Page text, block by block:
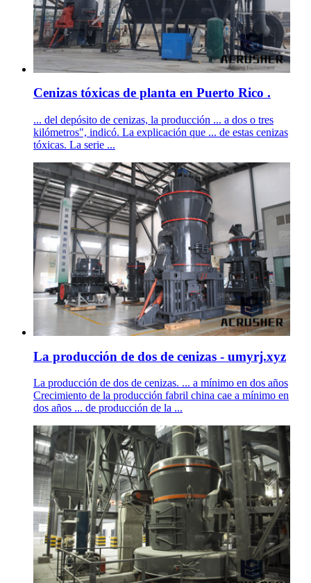
Cenizas tóxicas de planta en Puerto Rico .
... del depósito de cenizas, la producción ... a dos o tres
kilómetros", indicó. La explicación que ... de estas cenizas
tóxicas. La serie ...
La producción de dos de cenizas - umyrj.xyz
La producción de dos de cenizas. ... a mínimo en dos años
Crecimiento de la producción fabril china cae a mínimo en
dos años ... de producción de la ...